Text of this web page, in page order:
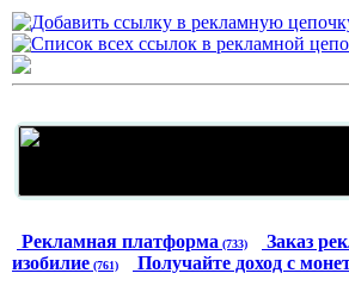
Рекламная платформа (733) Заказ
изобилие (761) Получайте доход с